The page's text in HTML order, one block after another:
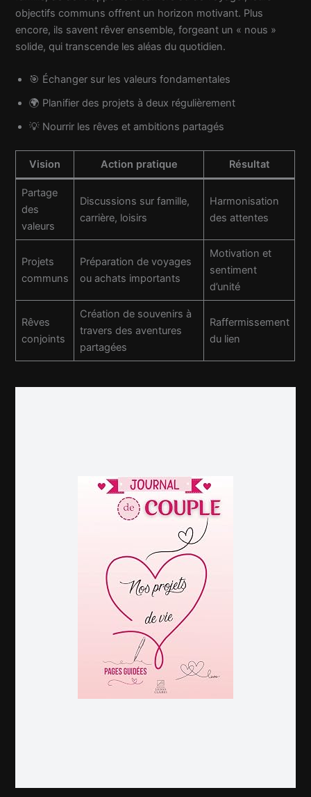
objectifs communs offrent un horizon motivant. Plus
encore, ils savent rêver ensemble, forgeant un « nous »
solide, qui transcende les aléas du quotidien.
🎯 Échanger sur les valeurs fondamentales
🌍 Planifier des projets à deux régulièrement
💡 Nourrir les rêves et ambitions partagés
Vision Action pratique Résultat
Partage
des
valeurs
Discussions sur famille,
carrière, loisirs
Harmonisation
des attentes
Projets
communs
Préparation de voyages
ou achats importants
Motivation et
sentiment
d’unité
Rêves
conjoints
Création de souvenirs à
travers des aventures
partagées
Raffermissement
du lien